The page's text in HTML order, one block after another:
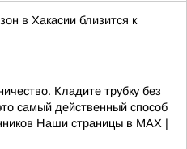
в Хакасии близится к
Кладите трубку без
самый действенный способ
Наши страницы в MAX |